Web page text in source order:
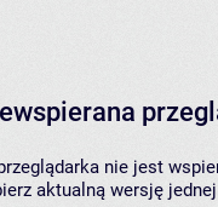
nie jest
aktualną wersję